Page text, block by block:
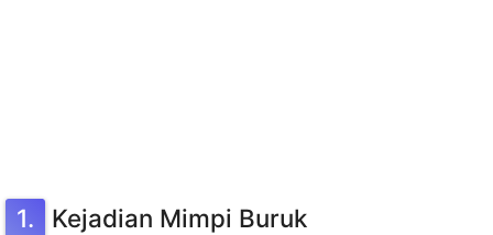
Kejadian Mimpi Buruk